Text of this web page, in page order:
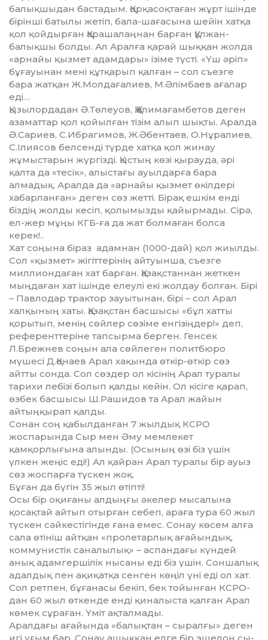
балық­шыдан бастадым. Қорқа­соқтаған жұрт ішінде
бі­рінші батылы жетіп, бала-шаға­сына шейін хатқа
қол қойдырған Қарашалаңнан барған Құлжан-
балықшы болды. Ал Арал­ға қарай шық­қан жолда
«арнайы қызмет адам­дары» ізіме түсті. «Үш әріп»
бұ­ғауынан мені құт­қа­рып қалған – сол съезге
бара жат­қан Ж.Мол­да­ғалиев, М.Әлім­баев ағалар
еді…
Қызылордадан Ә.Төлеуов, Қ.Қа­лимағамбетов деген
азаматтар қол қойылған тізім алып шықты. Аралда
Ә.Сариев, С.Ибрагимов, Ж.Әбентаев, О.Нұралиев,
С.Ілия­сов белсенді түрде хатқа қол жинау
жұмыстарын жүргізді. Қыстың көзі қырауда, әрі
қалта да «тесік», алыс­тағы ауылдарға бара
алмадық. Арал­да да «арнайы қызмет өкілдері
хабарланған» деген сөз жетті. Бірақ ешкім енді
біздің жолды кесіп, қо­лымызды қайырмады. Сірә,
ел-жер мұңы КГБ-ға да жат болмаған болса
керек!..
Хат соңына біраз адамнан (1000-дай) қол жиыл­ды.
Сол «қызмет» жігіттерінің ай­туынша, съезге
миллиондаған хат барған. Қазақстаннан жеткен
мың­­даған хат ішінде елеулі екі жол­дау болған. Бірі
– Павлодар трак­тор зауытынан, бірі – сол Арал
халқының хаты. Қазақстан басшысы «бұл хатты
қорытып, менің сөй­лер сөзіме енгізіңдер!» деп,
рефе­рент­теріне тапсырма берген. Генсек
Л.Брежнев соңын ала сөйлеген политбюро
мүшесі Д.Қонаев Арал ха­­­қында өткір-өткір сөз
айтты сон­да. Сол сөздер ол кісінің Арал ту­ралы
тарихи лебізі болып қалды кейін. Ол кісіге қарап,
өзбек бас­шы­сы Ш.Рашидов та Арал жайын
айтыңқырап қалды.
Сонан соң қабылданған 7 жыл­дық КСРО
жоспарында Сыр мен Әму мемлекет
қамқорлығына алын­ды. (Осының өзі біз үшін
үлкен жеңіс еді!) Ал қайран Арал туралы бір ауыз
сөз жоспарға түскен жоқ.
Бұған да бүгін 35 жыл өтіпті!
Осы бір оқиғаны алдыңғы әке­лер мысалына
қосақтай айтып отыр­ған себеп, араға тура 60 жыл
түс­кен сәйкестігінде ғана емес. Со­нау көсем алға
сала өтініш айтқан «пролетарлық ағайындық,
комму­нис­тік саналылық» – аспандағы күндей
анық адамгершілік нысаны еді біз үшін. Соншалық
адалдық пен ақиқатқа сенген көңіл үні еді ол хат.
Сол ретпен, бұғанасы бекіп, бек тойынған КСРО-
дан 60 жыл өт­кенде енді қи­на­лыста қалған Арал
көмек сұра­ған. Үміт ақтал­мады.
Аралдағы ағайында «балықтан – сыралғы» деген